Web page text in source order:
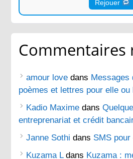
Rejouer
Commentaires
amour love dans Messages
poèmes et lettres pour elle ou
Kadio Maxime dans
entreprenariat et crédit
Janne Sothi dans SMS
Kuzama Ldans Kuzama :